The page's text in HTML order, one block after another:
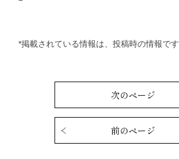
*掲載されている情報は、投稿時の情報です
次のページ
前のページ